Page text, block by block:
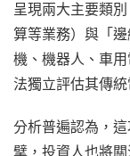
呈現兩大主要類
算等業務）與「
機、機器人、車
法獨立評估其傳
分析普遍認為，
擘，投資人也將